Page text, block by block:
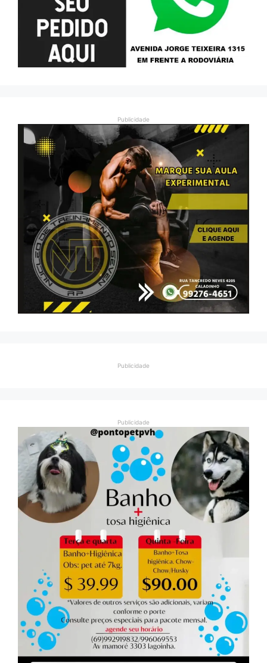
Publicidade
Publicidade
Publicidade